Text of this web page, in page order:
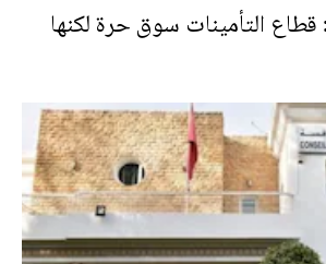
التأمينات سوق حرة لكنها